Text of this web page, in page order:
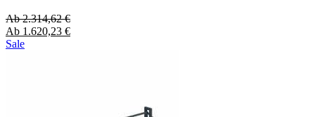
Ab2.314,62€
Ab 1.620,23 €
Sale